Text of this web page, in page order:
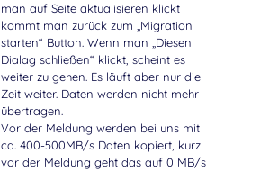
man auf Seite aktualisieren klickt
kommt man zurück zum „Migration
starten“ Button. Wenn man „Diesen
Dialag schließen“ klickt, scheint es
weiter zu gehen. Es läuft aber nur die
Zeit weiter. Daten werden nicht mehr
übertragen.
Vor der Meldung werden bei uns mit
ca. 400-500MB/s Daten kopiert, kurz
vor der Meldung geht das auf 0 MB/s